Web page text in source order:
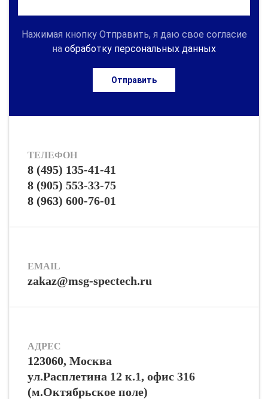
Нажимая кнопку Отправить, я даю свое согласие
на обработку персональных данных
Отправить
ТЕЛЕФОН
8 (495) 135-41-41
8 (905) 553-33-75
8 (963) 600-76-01
EMAIL
zakaz@msg-spectech.ru
АДРЕС
123060, Москва
ул.Расплетина 12 к.1, офис 316
(м.Октябрьское поле)